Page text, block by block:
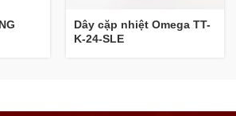
Dây cặp nhiệt Omega TT-
K-24-SLE